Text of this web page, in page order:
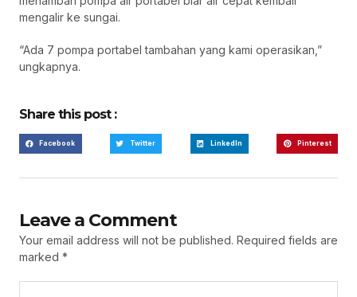
mengalir ke sungai.
“Ada 7 pompa portabel tambahan yang kami operasikan,”
ungkapnya.
Share this post :
Facebook Twitter LinkedIn Pinterest
Leave a Comment
Your email address will not be published. Required fields are
marked *